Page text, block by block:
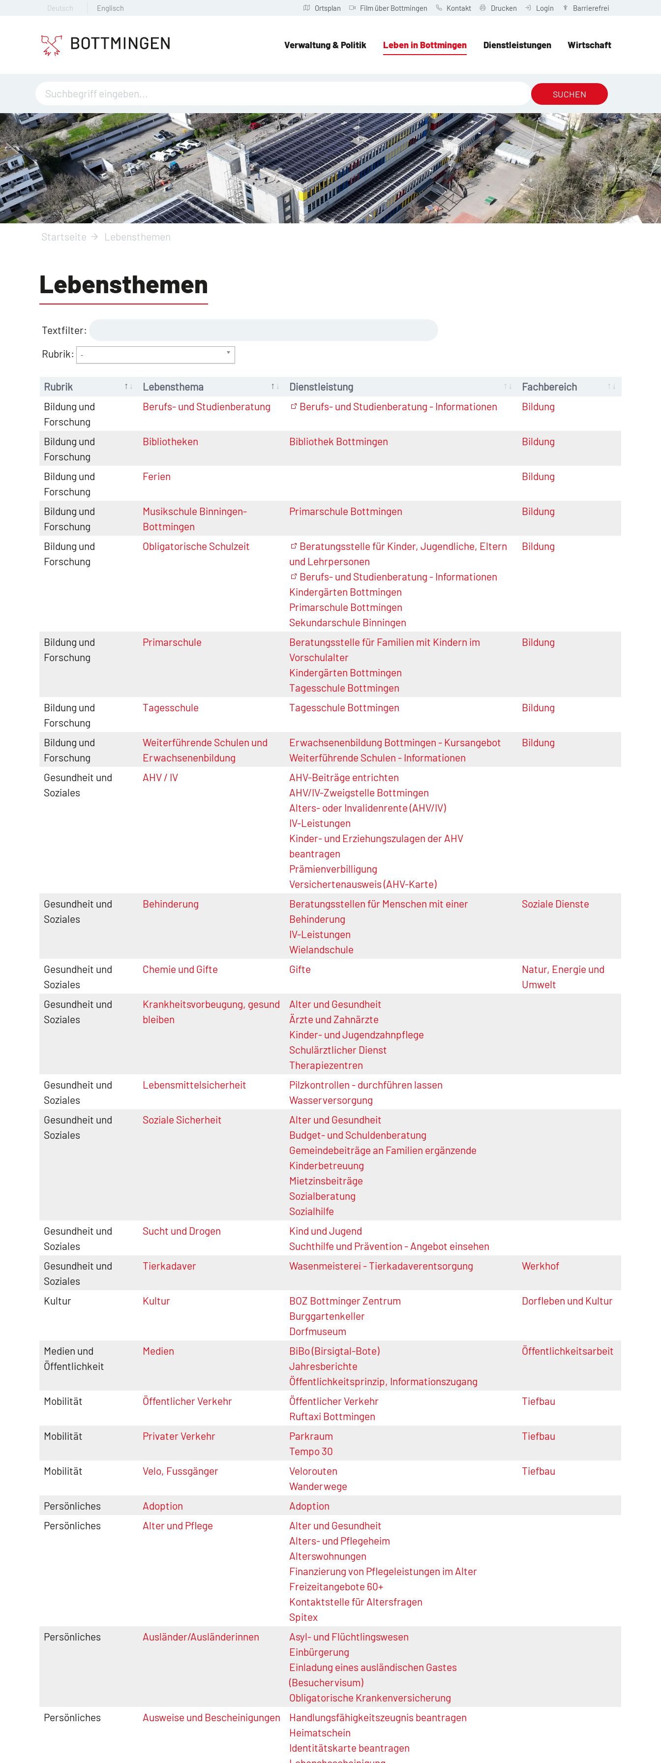
Deutsch Englisch Ortsplan Film über Bottmingen Kontakt Drucken Login Barrierefrei
Verwaltung & Politik Leben in Bottmingen Dienstleistungen Wirtschaft
SUCHEN
Startseite Lebensthemen
Lebens­themen
Textfilter:
Rubrik:
-
Rubrik Lebensthema Dienstleistung
Fachbereich
Bildung und
Forschung
Berufs- und Studienberatung Berufs- und Studienberatung - Informationen Bildung
Bildung und
Forschung
Bibliotheken Bibliothek Bottmingen Bildung
Bildung und
Forschung
Ferien Bildung
Bildung und
Forschung
Musikschule Binningen-
Bottmingen
Primarschule Bottmingen Bildung
Bildung und
Forschung
Obligatorische Schulzeit
Beratungsstelle für Kinder, Jugendliche, Eltern
und Lehrpersonen
Berufs- und Studienberatung - Informationen
Kindergärten Bottmingen
Primarschule Bottmingen
Sekundarschule Binningen
Bildung
Bildung und
Forschung
Primarschule
Beratungsstelle für Familien mit Kindern im
Vorschulalter
Kindergärten Bottmingen
Tagesschule Bottmingen
Bildung
Bildung und
Forschung
Tagesschule Tagesschule Bottmingen Bildung
Bildung und
Forschung
Weiterführende Schulen und
Erwachsenenbildung
Erwachsenenbildung Bottmingen - Kursangebot
Weiterführende Schulen - Informationen
Bildung
Gesundheit und
Soziales
AHV / IV
AHV-Beiträge entrichten
AHV/IV-Zweigstelle Bottmingen
Alters- oder Invalidenrente (AHV/IV)
IV-Leistungen
Kinder- und Erziehungszulagen der AHV
beantragen
Prämienverbilligung
Versichertenausweis (AHV-Karte)
Gesundheit und
Soziales
Behinderung
Beratungsstellen für Menschen mit einer
Behinderung
IV-Leistungen
Wielandschule
Soziale Dienste
Gesundheit und
Soziales
Chemie und Gifte Gifte
Natur, Energie und
Umwelt
Gesundheit und
Soziales
Krankheitsvorbeugung, gesund
bleiben
Alter und Gesundheit
Ärzte und Zahnärzte
Kinder- und Jugendzahnpflege
Schulärztlicher Dienst
Therapiezentren
Gesundheit und
Soziales
Lebensmittelsicherheit
Pilzkontrollen - durchführen lassen
Wasserversorgung
Gesundheit und
Soziales
Soziale Sicherheit
Alter und Gesundheit
Budget- und Schuldenberatung
Gemeindebeiträge an Familien ergänzende
Kinderbetreuung
Mietzinsbeiträge
Sozialberatung
Sozialhilfe
Gesundheit und
Soziales
Sucht und Drogen
Kind und Jugend
Suchthilfe und Prävention - Angebot einsehen
Gesundheit und
Soziales
Tierkadaver Wasenmeisterei - Tierkadaverentsorgung Werkhof
Kultur Kultur
BOZ Bottminger Zentrum
Burggartenkeller
Dorfmuseum
Dorfleben und Kultur
Medien und
Öffentlichkeit
Medien
BiBo (Birsigtal-Bote)
Jahresberichte
Öffentlichkeitsprinzip, Informationszugang
Öffentlichkeitsarbeit
Mobilität Öffentlicher Verkehr
Öffentlicher Verkehr
Ruftaxi Bottmingen
Tiefbau
Mobilität Privater Verkehr
Parkraum
Tempo 30
Tiefbau
Mobilität Velo, Fussgänger
Velorouten
Wanderwege
Tiefbau
Persönliches Adoption
Adoption
Persönliches
Alter und Pflege
Alter und Gesundheit
Alters- und Pflegeheim
Alterswohnungen
Finanzierung von Pflegeleistungen im Alter
Freizeitangebote 60+
Kontaktstelle für Altersfragen
Spitex
Persönliches
Ausländer/Ausländerinnen
Asyl- und Flüchtlingswesen
Einbürgerung
Einladung eines ausländischen Gastes
(Besuchervisum)
Obligatorische Krankenversicherung
Persönliches
Ausweise und Bescheinigungen
Handlungsfähigkeitszeugnis beantragen
Heimatschein
Identitätskarte beantragen